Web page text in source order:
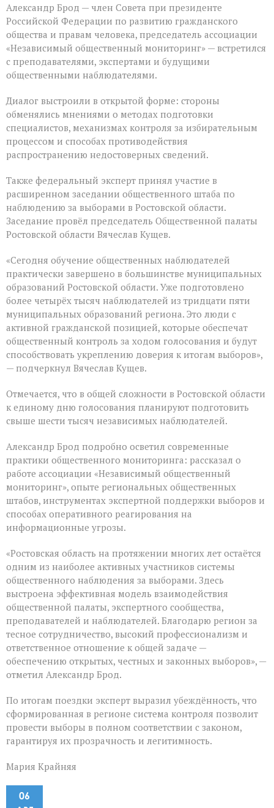
Александр Брод — член Совета при президенте
Российской Федерации по развитию гражданского
общества и правам человека, председатель ассоциации
«Независимый общественный мониторинг» — встретился
с преподавателями, экспертами и будущими
общественными наблюдателями.
Диалог выстроили в открытой форме: стороны
обменялись мнениями о методах подготовки
специалистов, механизмах контроля за избирательным
процессом и способах противодействия
распространению недостоверных сведений.
Также федеральный эксперт принял участие в
расширенном заседании общественного штаба по
наблюдению за выборами в Ростовской области.
Заседание провёл председатель Общественной палаты
Ростовской области Вячеслав Кущев.
«Сегодня обучение общественных наблюдателей
практически завершено в большинстве муниципальных
образований Ростовской области. Уже подготовлено
более четырёх тысяч наблюдателей из тридцати пяти
муниципальных образований региона. Это люди с
активной гражданской позицией, которые обеспечат
общественный контроль за ходом голосования и будут
способствовать укреплению доверия к итогам выборов»,
— подчеркнул Вячеслав Кущев.
Отмечается, что в общей сложности в Ростовской области
к единому дню голосования планируют подготовить
свыше шести тысяч независимых наблюдателей.
Александр Брод подробно осветил современные
практики общественного мониторинга: рассказал о
работе ассоциации «Независимый общественный
мониторинг», опыте региональных общественных
штабов, инструментах экспертной поддержки выборов и
способах оперативного реагирования на
информационные угрозы.
«Ростовская область на протяжении многих лет остаётся
одним из наиболее активных участников системы
общественного наблюдения за выборами. Здесь
выстроена эффективная модель взаимодействия
общественной палаты, экспертного сообщества,
преподавателей и наблюдателей. Благодарю регион за
тесное сотрудничество, высокий профессионализм и
ответственное отношение к общей задаче —
обеспечению открытых, честных и законных выборов», —
отметил Александр Брод.
По итогам поездки эксперт выразил убеждённость, что
сформированная в регионе система контроля позволит
провести выборы в полном соответствии с законом,
гарантируя их прозрачность и легитимность.
Мария Крайняя
06